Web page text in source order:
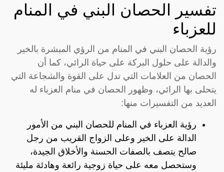
تفسير الحصان البني في المنام
للعزباء
رؤية الحصان البني في المنام من الرؤي المبشرة بالخير
والدالة على حلول البركة على حياة الرائي، كما أن
الحصان من العلامات التي تدل على القوة والشجاعة التي
يتحلى بها الرائي، وظهور الحصان في منام العزباء له
العديد من التفسيرات منها:
رؤية العزباء في المنام للحصان البني من الأمور
الدالة على الخير وعلى الزواج القريب من رجل
صالح يتصف بالصفات الحسنة والأخلاق الجيدة،
وستحصل معه على حياة زوجية رائعة وهادئة مليئة